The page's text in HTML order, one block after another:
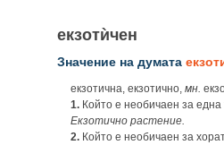
екзотѝчен
Значение на думата
екзотична, екзотично, мн.
1. Който е необичаен за
Екзотично растение.
2. Който е необичаен за